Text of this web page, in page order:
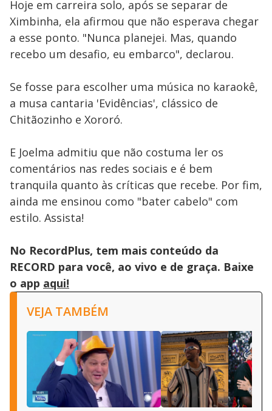
Hoje em carreira solo, após se separar de
Ximbinha, ela afirmou que não esperava chegar
a esse ponto. "Nunca planejei. Mas, quando
recebo um desafio, eu embarco", declarou.
Se fosse para escolher uma música no karaokê,
a musa cantaria 'Evidências', clássico de
Chitãozinho e Xororó.
E Joelma admitiu que não costuma ler os
comentários nas redes sociais e é bem
tranquila quanto às críticas que recebe. Por fim,
ainda me ensinou como "bater cabelo" com
estilo. Assista!
No RecordPlus, tem mais conteúdo da
RECORD para você, ao vivo e de graça. Baixe
o app aqui!
VEJA TAMBÉM